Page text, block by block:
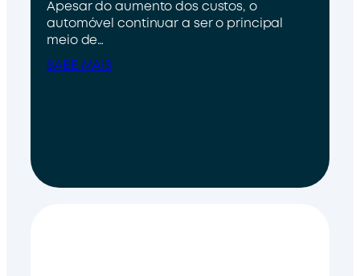
Apesar do aumento dos custos, o
automóvel continuar a ser o principal
meio de…
SABE MAIS